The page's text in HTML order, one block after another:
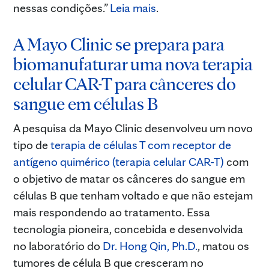
nessas condições.”Leia mais.
A Mayo Clinic se prepara para
biomanufaturar uma nova terapia
celular CAR-T para cânceres do
sangue em células B
A pesquisa da Mayo Clinic desenvolveu um novo
tipo deterapia de células T com receptor de
antígeno quimérico (terapia celular CAR-T) com
o objetivo de matar os cânceres do sangue em
células B que tenham voltado e que não estejam
mais respondendo ao tratamento. Essa
tecnologia pioneira, concebida e desenvolvida
no laboratório do Dr. Hong Qin, Ph.D., matou os
tumores de célula B que cresceram no